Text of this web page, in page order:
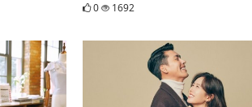
0 1692